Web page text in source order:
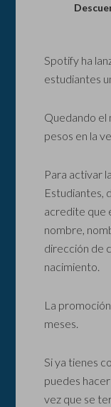
Spotify ha
estudiantes
Quedando el
pesos en la
Para activar
Estudiantes,
acredite que
nombre,
dirección de
nacimiento.
La
meses.
Si ya tienes
puedes
vez que se